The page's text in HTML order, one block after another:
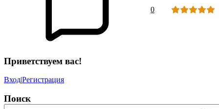
0
Приветствуем вас!
Вход|Регистрация
Поиск